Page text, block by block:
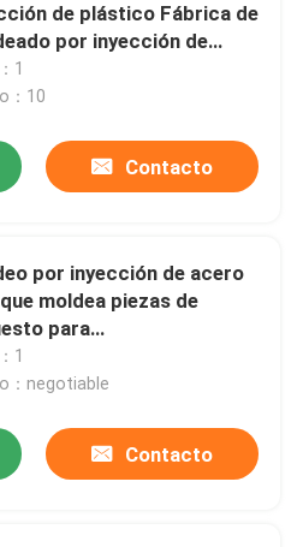
de plástico Fábrica de
por inyección de
de cavidad múltiple
1
：10
Contacto
por inyección de acero
moldea piezas de
para
con molde
múltiples
1
：negotiable
Contacto